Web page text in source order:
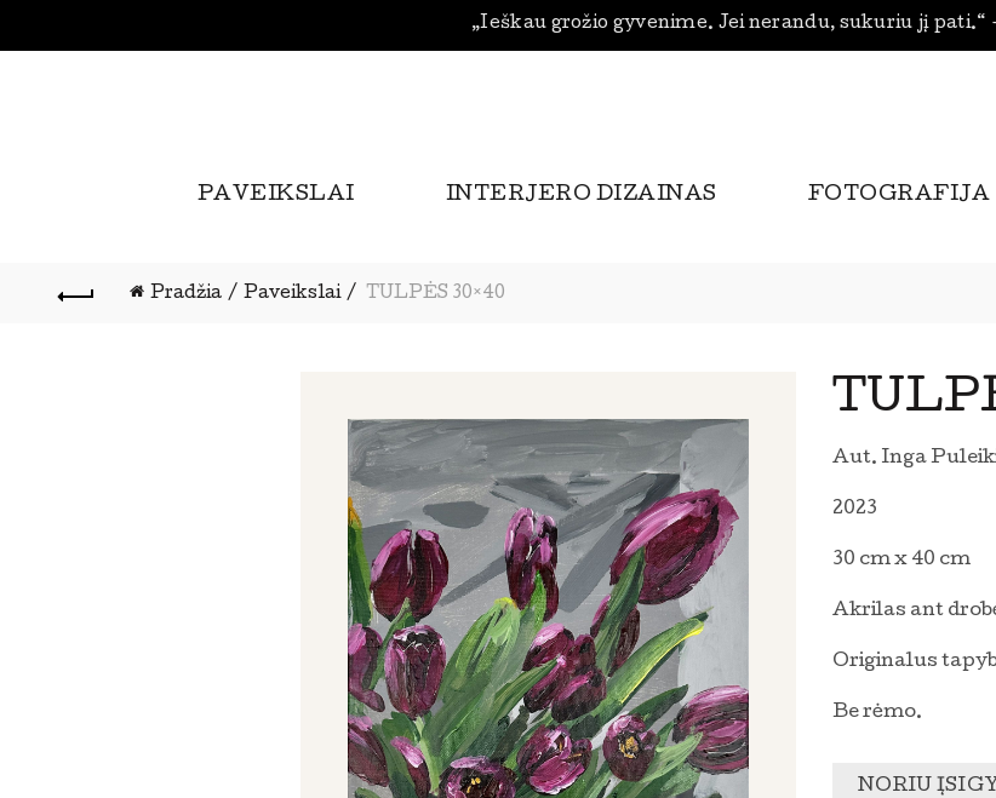
„Ieškau grožio gyvenime. Jei nerandu, sukuriu jį
PAVEIKSLAI INTERJERO DIZAINAS FOTOGRAFIJA
Pradžia Paveikslai TULPĖS 30×40
Aut. Inga
2023
30 cm x 40 cm
Akrilas ant
Originalus
Be rėmo.
NORIU